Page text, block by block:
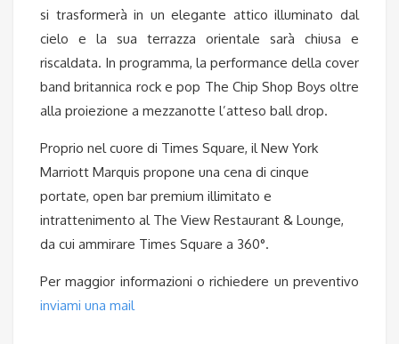
si trasformerà in un elegante attico illuminato dal
cielo e la sua terrazza orientale sarà chiusa e
riscaldata. In programma, la performance della cover
band britannica rock e pop The Chip Shop Boys oltre
alla proiezione a mezzanotte l’atteso ball drop.
Proprio nel cuore di Times Square, il New York
Marriott Marquis propone una cena di cinque
portate, open bar premium illimitato e
intrattenimento al The View Restaurant & Lounge,
da cui ammirare Times Square a 360°.
Per maggior informazioni o richiedere un preventivo
inviami una mail